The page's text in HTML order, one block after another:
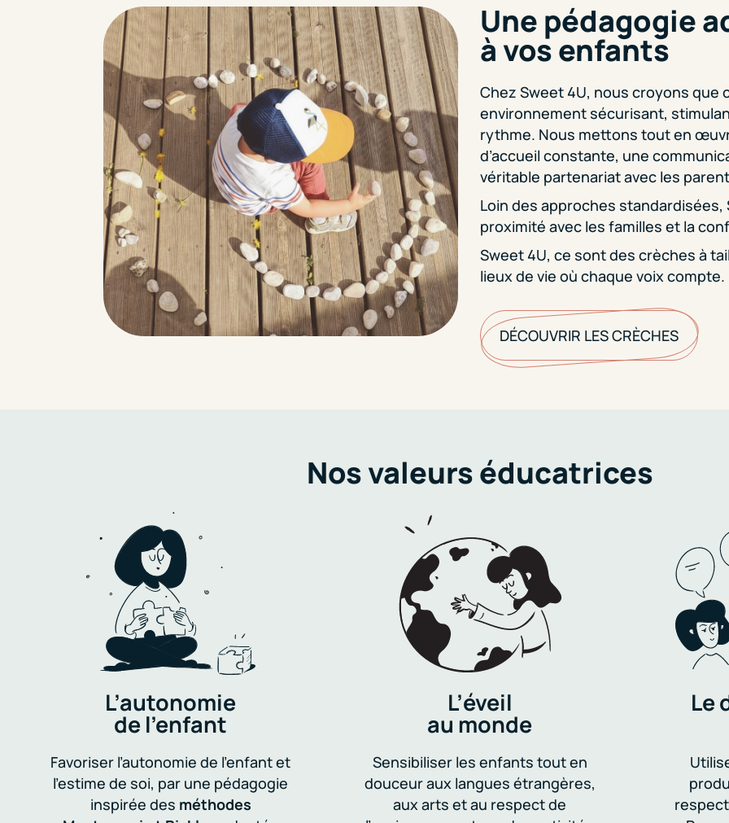
Une pédagogie
à vos enfants
Chez Sweet 4U, nous croyons que
environnement sécurisant,
rythme. Nous mettons tout en
d’accueil constante, une
véritable partenariat avec les
Loin des approches standardisées,
proximité avec les familles et la
Sweet 4U, ce sont des crèches à
lieux de vie où chaque voix compte.
DÉCOUVRIR LES CRÈCHES
Nos valeurs éducatrices
L’autonomie
de l’enfant
Favoriser l’autonomie de l’enfant et
l’estime de soi, par une pédagogie
inspirée des méthodes
L’éveil
au monde
Sensibiliser les enfants tout en
douceur aux langues étrangères,
aux arts et au respect de
Le